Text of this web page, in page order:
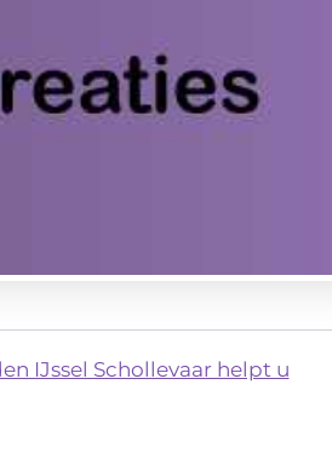
IJssel Schollevaar helpt u